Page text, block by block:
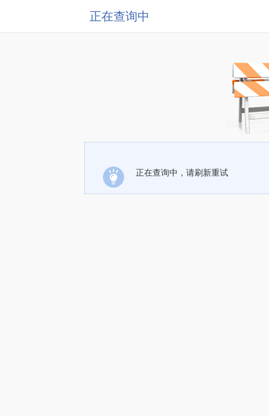
正在查询中
正在查询中，请刷新重试